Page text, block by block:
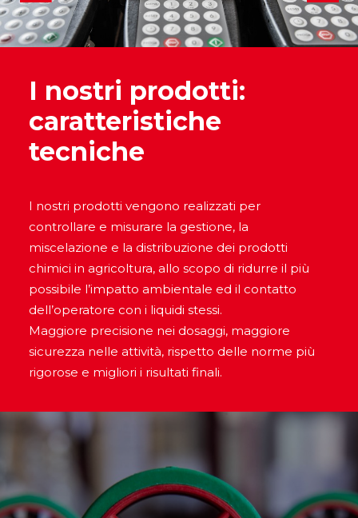
I nostri prodotti:
caratteristiche
tecniche
I nostri prodotti vengono realizzati per
controllare e misurare la gestione, la
miscelazione e la distribuzione dei prodotti
chimici in agricoltura, allo scopo di ridurre il più
possibile l’impatto ambientale ed il contatto
dell’operatore con i liquidi stessi.
Maggiore precisione nei dosaggi, maggiore
sicurezza nelle attività, rispetto delle norme più
rigorose e migliori i risultati finali.